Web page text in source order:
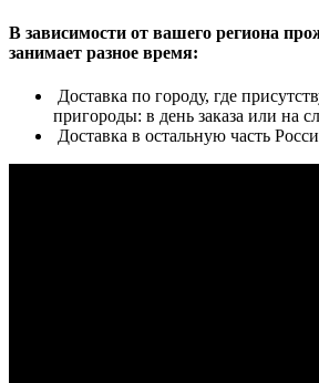
В зависимости от вашего региона
занимает разное время:
Доставка по городу, где
пригороды: в день заказа или на
Доставка в остальную часть